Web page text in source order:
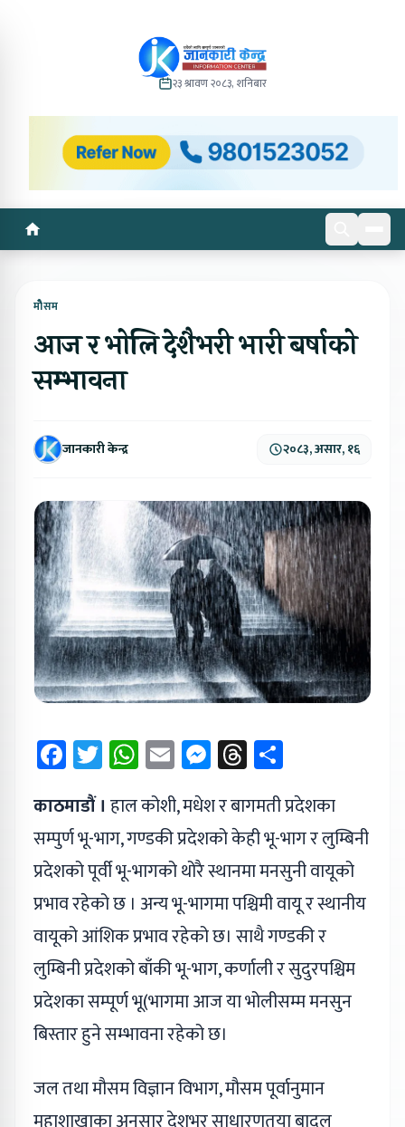
२३ श्रावण २०८३, शनिबार
मोेैसम
आज र भोलि देशैभरी भारी बर्षाको
सम्भावना
जानकारी केन्द्र २०८३, असार, १६
Facebook
Twitter
WhatsApp
EmailMessenger
Threads
काठमाडौं । हाल कोशी, मधेश र बागमती प्रदेशका
सम्पुर्ण भू-भाग, गण्डकी प्रदेशको केही भू-भाग र लुम्बिनी
प्रदेशको पूर्वी भू-भागको थोरै स्थानमा मनसुनी वायूको
प्रभाव रहेको छ । अन्य भू-भागमा पश्चिमी वायू र स्थानीय
वायूको आंशिक प्रभाव रहेको छ। साथै गण्डकी र
लुम्बिनी प्रदेशको बाँकी भू-भाग, कर्णाली र सुदुरपश्चिम
प्रदेशका सम्पूर्ण भू(भागमा आज या भोलीसम्म मनसुन
बिस्तार हुने सम्भावना रहेको छ।
जल तथा मौसम विज्ञान विभाग, मौसम पूर्वानुमान